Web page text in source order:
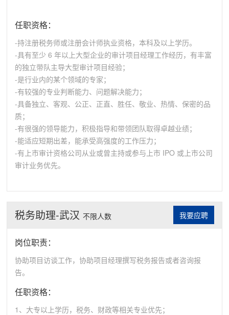
任职资格：
-持注册税务师或注册会计师执业资格，本科及以上学历。
-具有至少 6 年以上大型企业的审计项目经理工作经历，有丰富
的独立带队主导大型审计项目经验；
-是行业内的某个领域的专家；
-有较强的专业判断能力、问题解决能力；
-具备独立、客观、公正、正直、胜任、敬业、热情、保密的品
质；
-有很强的领导能力，积极指导和带领团队取得卓越业绩；
-能适应短期出差，能承受高强度的工作压力；
-有上市审计资格公司从业或曾主持或参与上市 IPO 或上市公司
审计业务优先。
税务助理-武汉 不限人数 我要应聘
岗位职责：
协助项目访谈工作，协助项目经理撰写税务报告或者咨询报
告。
任职资格：
1、大专以上学历，税务、财政等相关专业优先；